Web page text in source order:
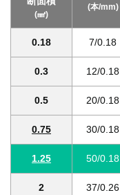
(㎟)
(本/mm)
0.18 7/0.18
0.3 12/0.18
0.5 20/0.18
0.75 30/0.18
1.25 50/0.18
2 37/0.26